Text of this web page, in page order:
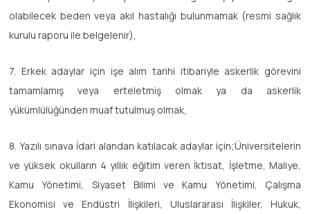
olabilecek beden veya akıl hastalığı bulunmamak (resmi sağlık
kurulu raporu ile belgelenir),
7. Erkek adaylar için işe alım tarihi itibariyle askerlik görevini
tamamlamış veya erteletmiş olmak ya da askerlik
yükümlülüğünden muaf tutulmuş olmak,
8. Yazılı sınava İdari alandan katılacak adaylar için;Üniversitelerin
ve yüksek okulların 4 yıllık eğitim veren İktisat, İşletme, Maliye,
Kamu Yönetimi, Siyaset Bilimi ve Kamu Yönetimi, Çalışma
Ekonomisi ve Endüstri İlişkileri, Uluslararası İlişkiler, Hukuk,